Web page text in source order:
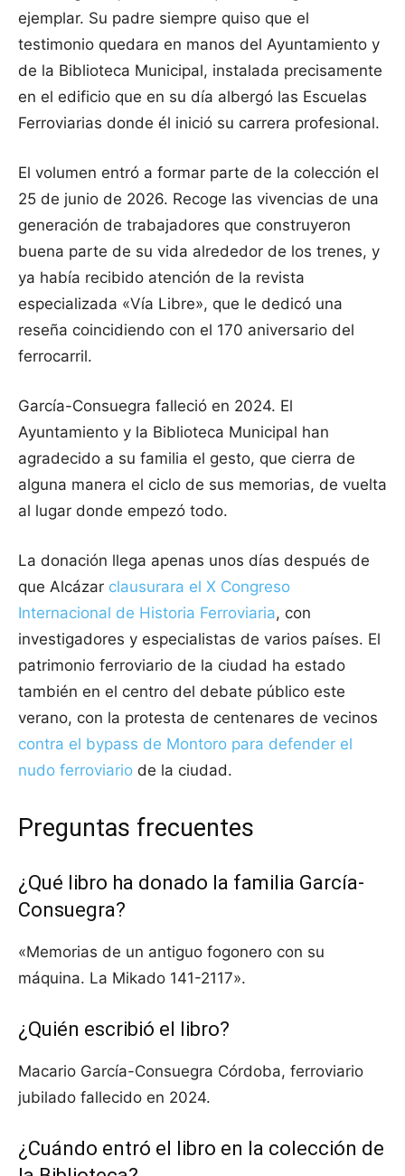
ejemplar. Su padre siempre quiso que el
testimonio quedara en manos del Ayuntamiento y
de la Biblioteca Municipal, instalada precisamente
en el edificio que en su día albergó las Escuelas
Ferroviarias donde él inició su carrera profesional.
El volumen entró a formar parte de la colección el
25 de junio de 2026. Recoge las vivencias de una
generación de trabajadores que construyeron
buena parte de su vida alrededor de los trenes, y
ya había recibido atención de la revista
especializada «Vía Libre», que le dedicó una
reseña coincidiendo con el 170 aniversario del
ferrocarril.
García-Consuegra falleció en 2024. El
Ayuntamiento y la Biblioteca Municipal han
agradecido a su familia el gesto, que cierra de
alguna manera el ciclo de sus memorias, de vuelta
al lugar donde empezó todo.
La donación llega apenas unos días después de
que Alcázar clausurara el X Congreso
Internacional de Historia Ferroviaria, con
investigadores y especialistas de varios países. El
patrimonio ferroviario de la ciudad ha estado
también en el centro del debate público este
verano, con la protesta de centenares de vecinos
contra el bypass de Montoro para defender el
nudo ferroviario de la ciudad.
Preguntas frecuentes
¿Qué libro ha donado la familia García-
Consuegra?
«Memorias de un antiguo fogonero con su
máquina. La Mikado 141-2117».
¿Quién escribió el libro?
Macario García-Consuegra Córdoba, ferroviario
jubilado fallecido en 2024.
¿Cuándo entró el libro en la colección de